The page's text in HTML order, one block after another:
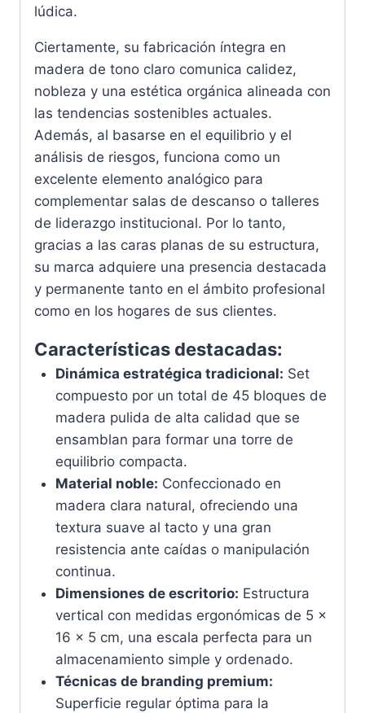
lúdica.
Ciertamente, su fabricación íntegra en
madera de tono claro comunica calidez,
nobleza y una estética orgánica alineada con
las tendencias sostenibles actuales.
Además, al basarse en el equilibrio y el
análisis de riesgos, funciona como un
excelente elemento analógico para
complementar salas de descanso o talleres
de liderazgo institucional. Por lo tanto,
gracias a las caras planas de su estructura,
su marca adquiere una presencia destacada
y permanente tanto en el ámbito profesional
como en los hogares de sus clientes.
Características destacadas:
Dinámica estratégica tradicional: Set
compuesto por un total de 45 bloques de
madera pulida de alta calidad que se
ensamblan para formar una torre de
equilibrio compacta.
Material noble: Confeccionado en
madera clara natural, ofreciendo una
textura suave al tacto y una gran
resistencia ante caídas o manipulación
continua.
Dimensiones de escritorio: Estructura
vertical con medidas ergonómicas de 5 x
16 x 5 cm, una escala perfecta para un
almacenamiento simple y ordenado.
Técnicas de branding premium:
Superficie regular óptima para la